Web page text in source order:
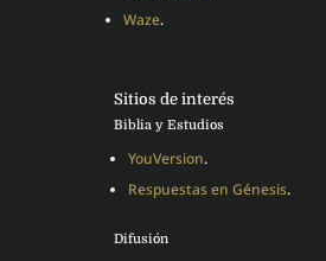
Waze.
Sitios de interés
Biblia y Estudios
YouVersion.
Respuestas en Génesis.
Difusión